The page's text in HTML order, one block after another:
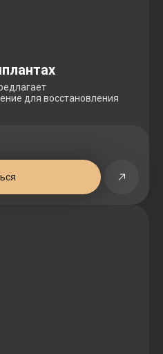
для восстановления